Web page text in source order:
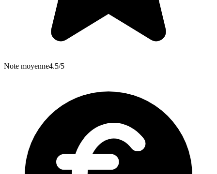
Note moyenne4.5/5